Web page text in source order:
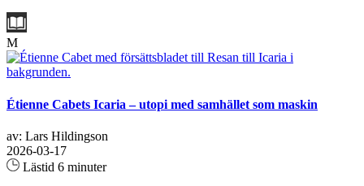
M
Étienne Cabets Icaria – utopi med samhället som maskin
av: Lars Hildingson
2026-03-17
Lästid 6 minuter